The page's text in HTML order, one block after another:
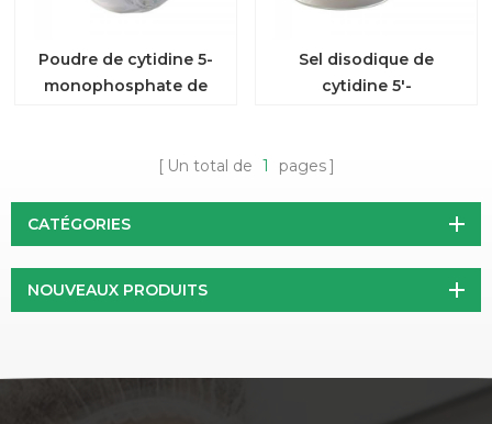
Poudre de cytidine 5-
monophosphate de
Sel disodique de
cytidine 5'-
Un total de 1 pages
CATÉGORIES
NOUVEAUX PRODUITS